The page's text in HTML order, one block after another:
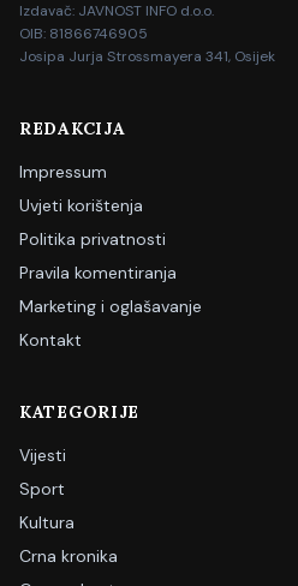
Izdavač: JAVNOST INFO d.o.o.
OIB: 81866746905
Josipa Jurja Strossmayera 341, Osijek
REDAKCIJA
Impressum
Uvjeti korištenja
Politika privatnosti
Pravila komentiranja
Marketing i oglašavanje
Kontakt
KATEGORIJE
Vijesti
Sport
Kultura
Crna kronika